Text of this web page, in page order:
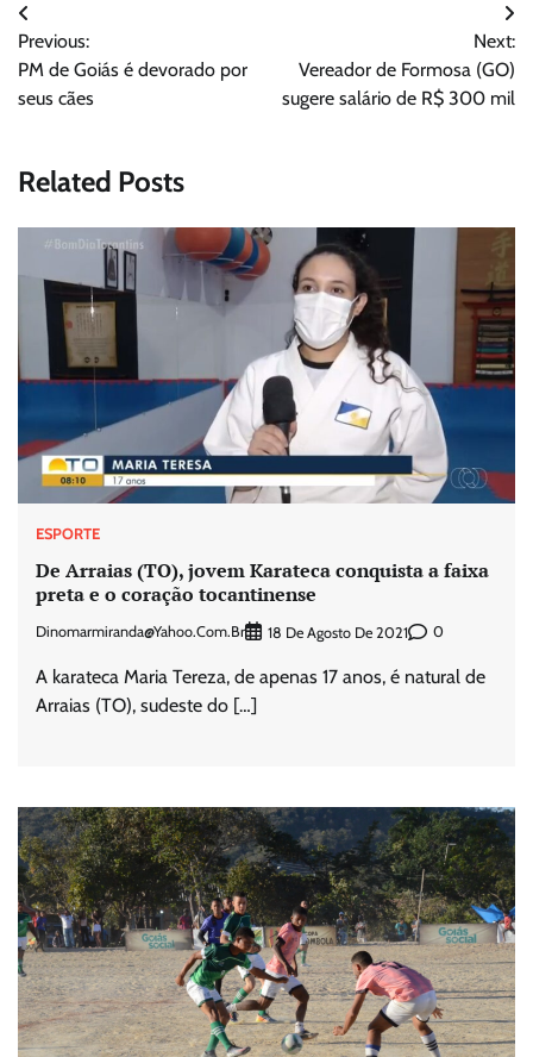
Navegação
de
Post
Previous:
PM de Goiás é devorado por
seus cães
Next:
Vereador de Formosa (GO)
sugere salário de R$ 300 mil
Related Posts
ESPORTE
De Arraias (TO), jovem Karateca conquista a faixa
preta e o coração tocantinense
Dinomarmiranda@yahoo.com.br 18 De Agosto De 2021 0
A karateca Maria Tereza, de apenas 17 anos, é natural de
Arraias (TO), sudeste do […]